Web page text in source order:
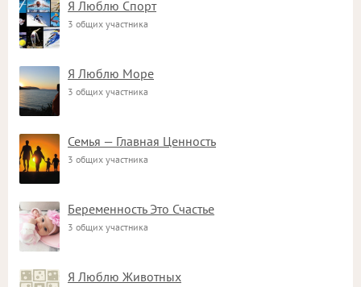
Я Люблю Спорт
3 общих участника
Я Люблю Море
3 общих участника
Семья — Главная Ценность
3 общих участника
Беременность Это Счастье
3 общих участника
Я Люблю Животных